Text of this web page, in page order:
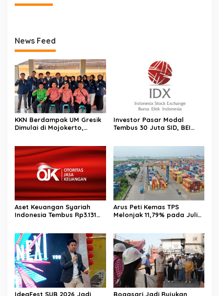
News Feed
KKN Berdampak UM Gresik
Dimulai di Mojokerto,
Desa
Investor Pasar Modal
Tembus 30 Juta SID, BEI
Aset Keuangan Syariah
Indonesia Tembus Rp3.131
Arus Peti Kemas TPS
Melonjak 11,79% pada Juli
IdeaFest SUB 2026 Jadi
Bogasari Jadi Rujukan